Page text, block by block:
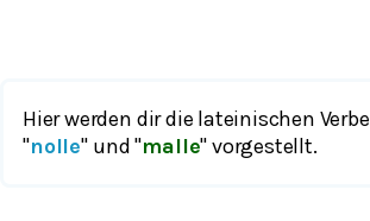
Hier werden dir die lateinischen
"nolle" und "malle" vorgestellt.